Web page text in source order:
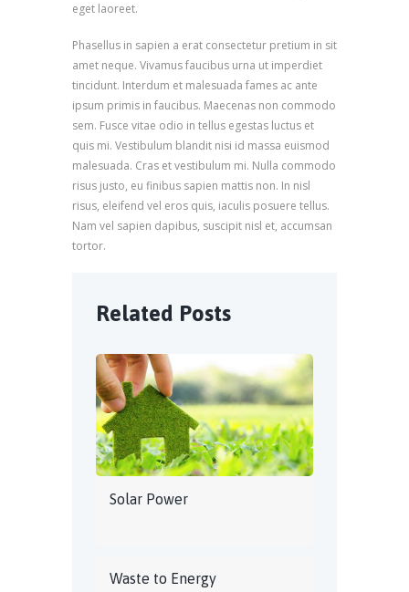
eget laoreet.
Phasellus in sapien a erat consectetur pretium in sit
amet neque. Vivamus faucibus urna ut imperdiet
tincidunt. Interdum et malesuada fames ac ante
ipsum primis in faucibus. Maecenas non commodo
sem. Fusce vitae odio in tellus egestas luctus et
quis mi. Vestibulum blandit nisi id massa euismod
malesuada. Cras et vestibulum mi. Nulla commodo
risus justo, eu finibus sapien mattis non. In nisl
risus, eleifend vel eros quis, iaculis posuere tellus.
Nam vel sapien dapibus, suscipit nisl et, accumsan
tortor.
Related Posts
Solar Power
Waste to Energy